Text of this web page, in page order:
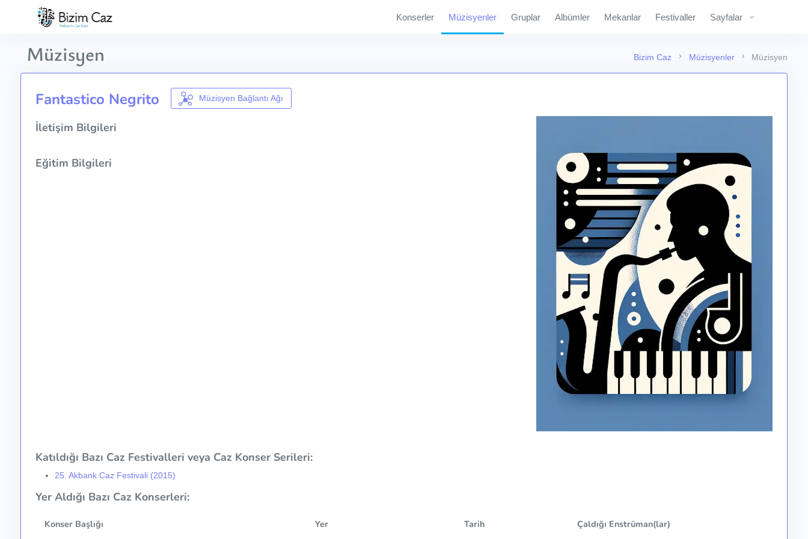
Konserler Müzisyenler Gruplar Albümler Mekanlar Festivaller Sayfalar
Bizim Caz Müzisyenler Müzisyen
Müzisyen
Fantastico Negrito Müzisyen Bağlantı Ağı
İletişim Bilgileri
Eğitim Bilgileri
Katıldığı Bazı Caz Festivalleri veya Caz Konser Serileri:
25. Akbank Caz Festivali (2015)
Yer Aldığı Bazı Caz Konserleri:
Konser Başlığı Yer Tarih Çaldığı Enstrüman(lar)